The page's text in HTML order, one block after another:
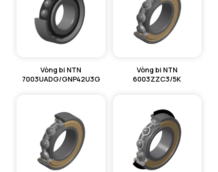
Vòng bi NTN
7003UADG/GNP42U3G
Vòng bi NTN
6003ZZC3/5K